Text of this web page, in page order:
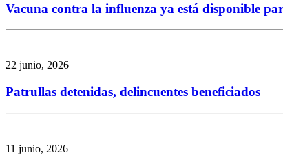
Vacuna contra la influenza ya está disponible
22 junio, 2026
Patrullas detenidas, delincuentes beneficiados
11 junio, 2026